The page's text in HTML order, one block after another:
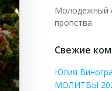
Молодежный
пропства
Свежие
Юлия
МОЛИТВЫ